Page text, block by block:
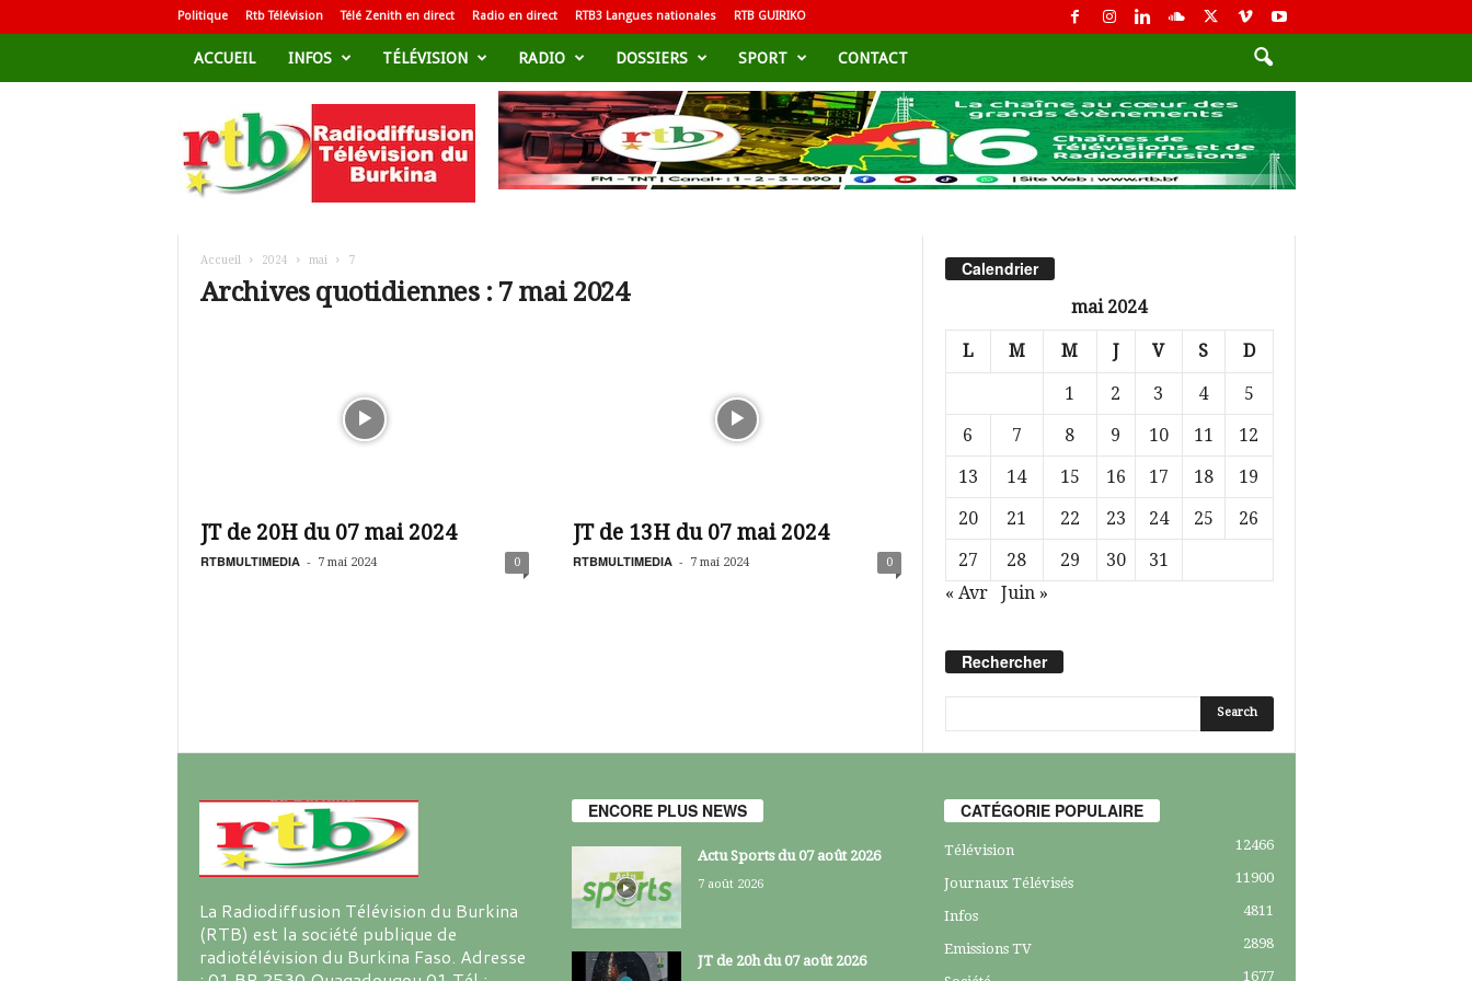
Politique Rtb Télévision Télé Zenith en direct Radio en direct RTB3 Langues nationales RTB GUIRIKO
ACCUEIL INFOS TÉLÉVISION RADIO DOSSIERS SPORT CONTACT
d
i
Accueil 2024 mai 7
Archives quotidiennes : 7 mai 2024
JT de 20H du 07 mai 2024
RTBMULTIMEDIA - 7 mai 2024 0
JT de 13H du 07 mai 2024
RTBMULTIMEDIA - 7 mai 2024 0
Calendrier
mai 2024
L M M J V S D
1 2 3 4
5
6
7 8 9 10 11
12
13
14 15 16 17 18
19
20
21 22 23 24 25
26
27
28 29 30
31
« Avr
Juin »
Rechercher
La Radiodiffusion Télévision du Burkina
(RTB) est la société publique de
radiotélévision du Burkina Faso. Adresse
ENCORE PLUS NEWS
Actu Sports du 07 août 2026
7 août 2026
JT de 20h du 07 août 2026
CATÉGORIE POPULAIRE
Télévision 12466
Journaux Télévisés 11900
Infos 4811
Emissions TV 2898
1677